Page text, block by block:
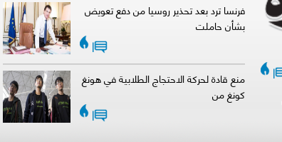
|
فرنسا ترد بعد تحذير روسيا من دفع تعويض
بشأن حاملت
|
منع قادة لحركة الاحتجاج الطلابية في هونغ
كونغ من
|